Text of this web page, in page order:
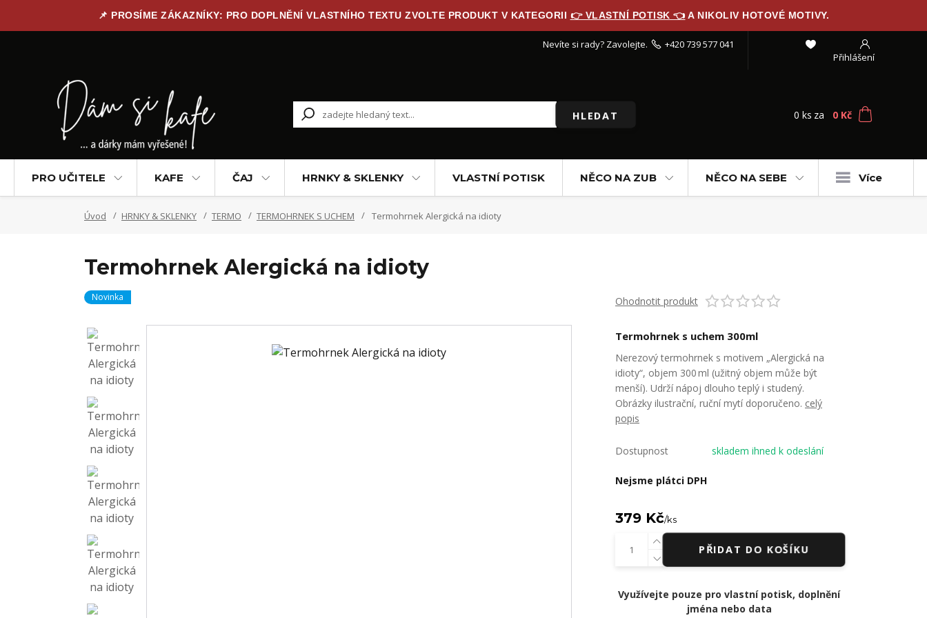
📌 PROSÍME ZÁKAZNÍKY: PRO DOPLNĚNÍ VLASTNÍHO TEXTU ZVOLTE PRODUKT V KATEGORII 👉 VLASTNÍ POTISK 👈 A NIKOLIV HOTOVÉ MOTIVY.
Přihlášení
HLEDAT
Nevíte si rady? Zavolejte. +420 739 577 041
0 ks za 0 Kč
PRO UČITELE KAFE ČAJ HRNKY & SKLENKY VLASTNÍ POTISK NĚCO NA ZUB NĚCO NA SEBE Více
Úvod HRNKY & SKLENKY TERMO TERMOHRNEK S UCHEM Termohrnek Alergická na idioty
Termohrnek Alergická na idioty
Novinka Ohodnotit produkt
Termohrnek s uchem 300ml
Nerezový termohrnek s motivem „Alergická na
idioty“, objem 300 ml (užitný objem může být
menší). Udrží nápoj dlouho teplý i studený.
Obrázky ilustrační, ruční mytí doporučeno. celý
popis
Dostupnost skladem ihned k odeslání
Nejsme plátci DPH
379 Kč/ks
PŘIDAT DO KOŠÍKU
Využívejte pouze pro vlastní potisk, doplnění
jména nebo data